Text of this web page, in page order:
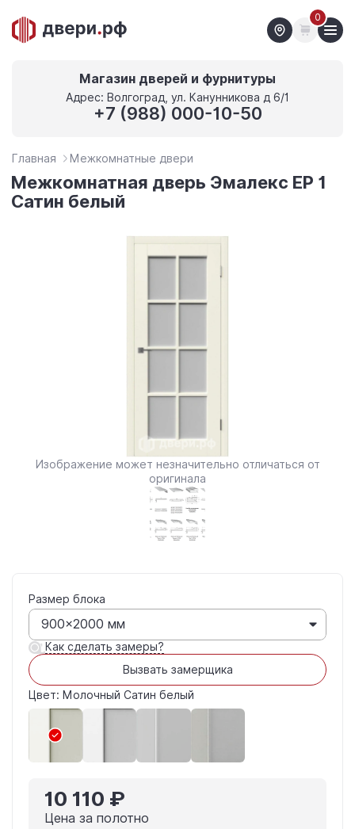
0
Магазин дверей и фурнитуры
Адрес: Волгоград, ул. Канунникова д 6/1
+7 (988) 000-10-50
Главная Межкомнатные двери
Межкомнатная дверь Эмалекс ЕР 1
Сатин белый
Изображение может незначительно отличаться от
оригинала
Размер блока
900×2000 мм
Как сделать замеры?
Вызвать замерщика
Цвет: Молочный Сатин белый
10 110 ₽
Цена за полотно